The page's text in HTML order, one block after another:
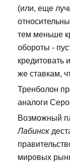
(или, еще
тем меньше
обороты -
кредитовать
же ставкам,
Тренболон
аналоги
Возможный
Лабинск
мировых